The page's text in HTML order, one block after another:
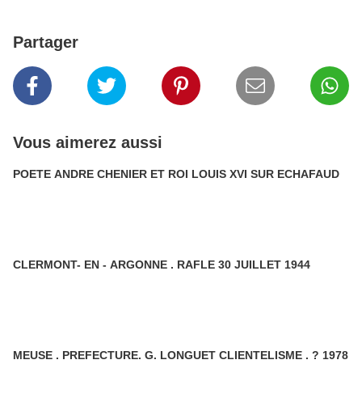
Partager
Vous aimerez aussi
POETE ANDRE CHENIER ET ROI LOUIS XVI SUR ECHAFAUD
CLERMONT- EN - ARGONNE . RAFLE 30 JUILLET 1944
MEUSE . PREFECTURE. G. LONGUET CLIENTELISME . ? 1978